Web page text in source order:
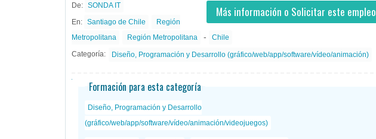
Más información o Solicitar este empleo
De: SONDA IT
En: Santiago de Chile
Región
Metropolitana
Región Metropolitana -
Chile
Categoría:
Diseño, Programación y Desarrollo (gráfico/web/app/software/vídeo/animación)
Formación para esta categoría
Diseño, Programación y Desarrollo
(gráfico/web/app/software/vídeo/animación/videojuegos)